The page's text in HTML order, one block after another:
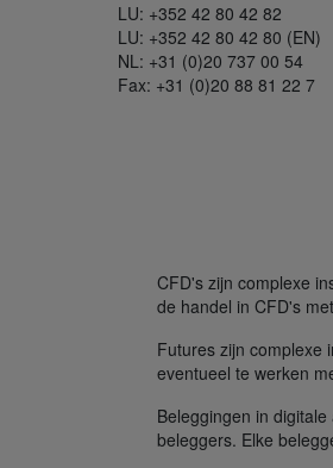
LU: +352 42 80 42 82
LU: +352 42 80 42 80 (EN)
NL: +31 (0)20 737 00 54
Fax: +31 (0)20 88 81 22 7
CFD's zijn complexe
de handel in CFD's
Futures zijn complexe
eventueel te werken
Beleggingen in
beleggers. Elke